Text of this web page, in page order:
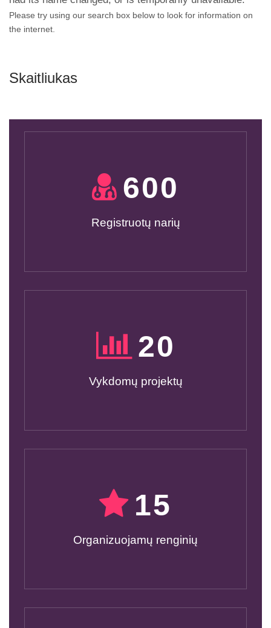
Please try using our search box below to look for information on
the internet.
Skaitliukas
600
Registruotų narių
20
Vykdomų projektų
15
Organizuojamų renginių